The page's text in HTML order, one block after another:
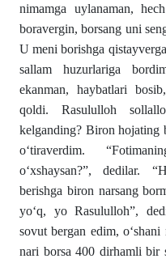
nimamga uylanaman,
boravergin, borsang uni
U meni borishga
sallam huzurlariga
ekanman, haybatlari
qoldi. Rasululloh
kelganding? Biron hojating
o‘tiraverdim.
o‘xshaysan?”, dedilar.
berishga biron narsang
yo‘q, yo Rasululloh”,
sovut bergan edim,
nari borsa 400 dirhamli bir